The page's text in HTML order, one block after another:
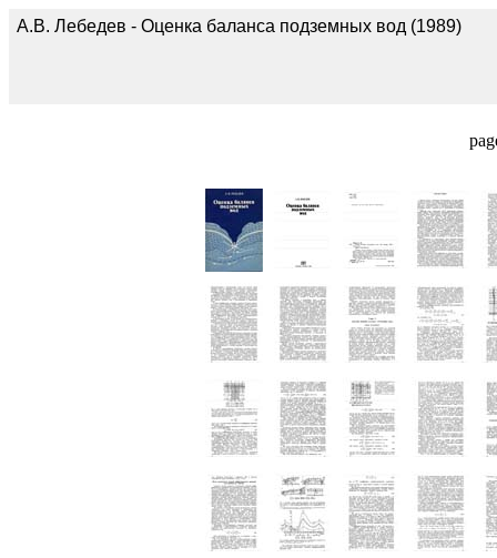
А.В. Лебедев - Оценка баланса подземных вод (1989)